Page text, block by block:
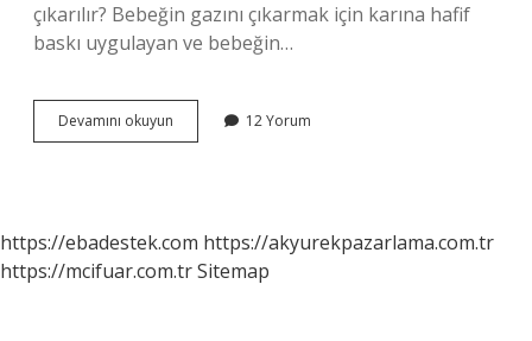
çıkarılır? Bebeğin gazını çıkarmak için karına hafif
baskı uygulayan ve bebeğin…
Devamını okuyun Bebekte
Gaz
12 Yorum
https://ebadestek.com https://akyurekpazarlama.com.tr
https://mcifuar.com.trSitemap